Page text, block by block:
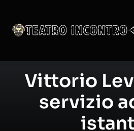
content
Vittorio
servizio